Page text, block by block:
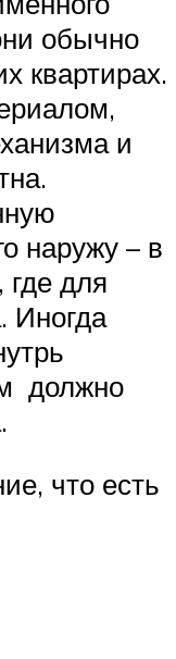
обычно
квартирах.
и
наружу – в
для
Иногда
должно
что есть